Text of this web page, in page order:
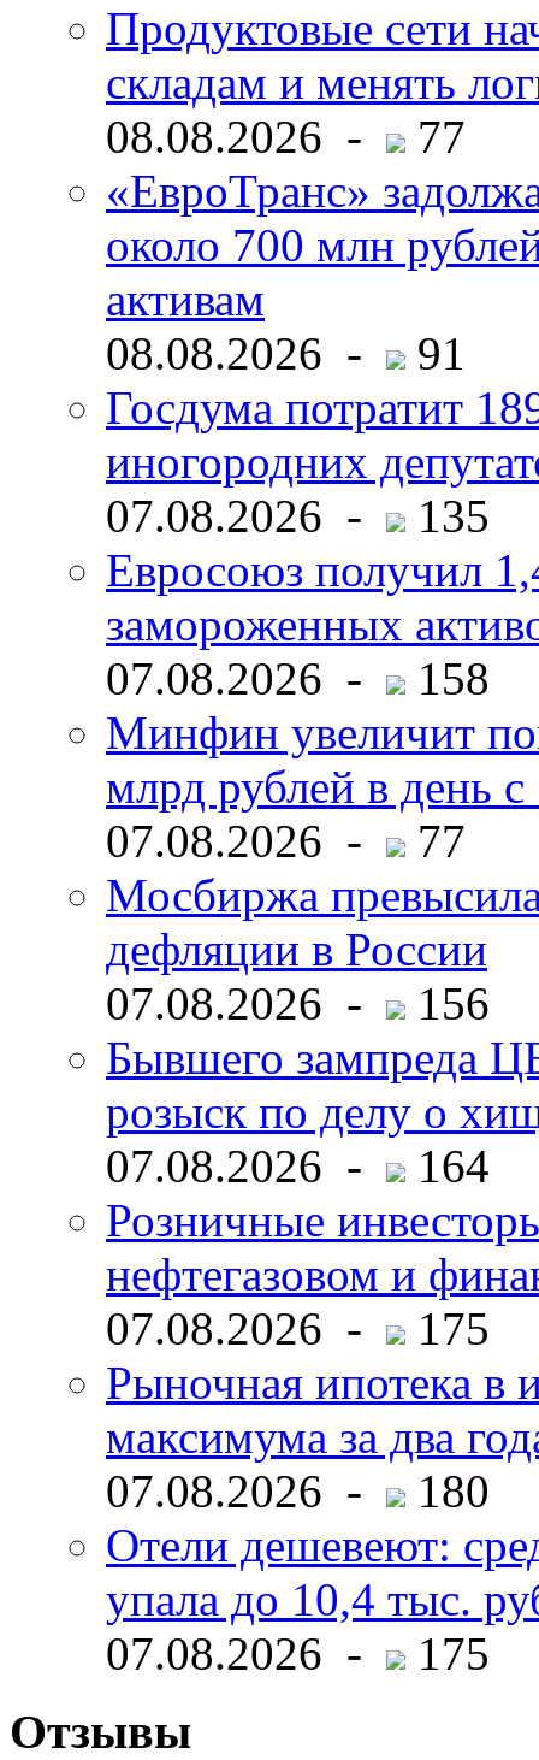
Продуктовые сети
складам и менять
08.08.2026 -
77
«ЕвроТранс»
около 700 млн
активам
08.08.2026 -
91
Госдума потратит
иногородних
07.08.2026 -
135
Евросоюз получил
замороженных
07.08.2026 -
158
Минфин увеличит
млрд рублей в день с
07.08.2026 -
77
Мосбиржа
дефляции в России
07.08.2026 -
156
Бывшего зампреда
розыск по делу о
07.08.2026 -
164
Розничные
нефтегазовом и
07.08.2026 -
175
Рыночная ипотека в
максимума за два
07.08.2026 -
180
Отели дешевеют:
упала до 10,4 тыс.
07.08.2026 -
175
Отзывы